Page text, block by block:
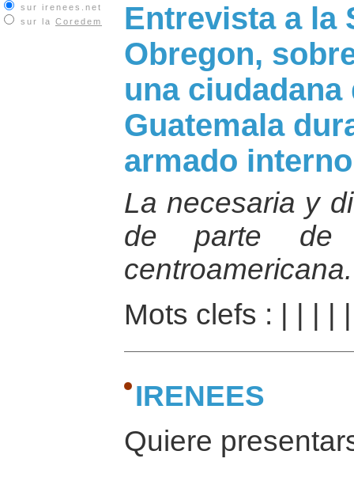
sur irenees.net
sur la Coredem
Entrevista a la
Obregon,
una
Guatemala
armado interno
La necesaria y
de parte de
centroamericana.
Mots clefs :
IRENEES
Quiere